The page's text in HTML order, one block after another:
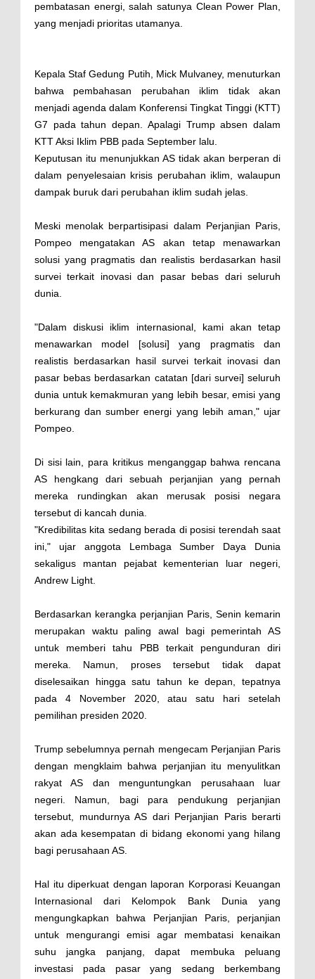
pembatasan energi, salah satunya Clean Power Plan,
yang menjadi prioritas utamanya.
Kepala Staf Gedung Putih, Mick Mulvaney, menuturkan
bahwa pembahasan perubahan iklim tidak akan
menjadi agenda dalam Konferensi Tingkat Tinggi (KTT)
G7 pada tahun depan. Apalagi Trump absen dalam
KTT Aksi Iklim PBB pada September lalu.
Keputusan itu menunjukkan AS tidak akan berperan di
dalam penyelesaian krisis perubahan iklim, walaupun
dampak buruk dari perubahan iklim sudah jelas.
Meski menolak berpartisipasi dalam Perjanjian Paris,
Pompeo mengatakan AS akan tetap menawarkan
solusi yang pragmatis dan realistis berdasarkan hasil
survei terkait inovasi dan pasar bebas dari seluruh
dunia.
"Dalam diskusi iklim internasional, kami akan tetap
menawarkan model [solusi] yang pragmatis dan
realistis berdasarkan hasil survei terkait inovasi dan
pasar bebas berdasarkan catatan [dari survei] seluruh
dunia untuk kemakmuran yang lebih besar, emisi yang
berkurang dan sumber energi yang lebih aman," ujar
Pompeo.
Di sisi lain, para kritikus menganggap bahwa rencana
AS hengkang dari sebuah perjanjian yang pernah
mereka rundingkan akan merusak posisi negara
tersebut di kancah dunia.
"Kredibilitas kita sedang berada di posisi terendah saat
ini," ujar anggota Lembaga Sumber Daya Dunia
sekaligus mantan pejabat kementerian luar negeri,
Andrew Light.
Berdasarkan kerangka perjanjian Paris, Senin kemarin
merupakan waktu paling awal bagi pemerintah AS
untuk memberi tahu PBB terkait pengunduran diri
mereka. Namun, proses tersebut tidak dapat
diselesaikan hingga satu tahun ke depan, tepatnya
pada 4 November 2020, atau satu hari setelah
pemilihan presiden 2020.
Trump sebelumnya pernah mengecam Perjanjian Paris
dengan mengklaim bahwa perjanjian itu menyulitkan
rakyat AS dan menguntungkan perusahaan luar
negeri. Namun, bagi para pendukung perjanjian
tersebut, mundurnya AS dari Perjanjian Paris berarti
akan ada kesempatan di bidang ekonomi yang hilang
bagi perusahaan AS.
Hal itu diperkuat dengan laporan Korporasi Keuangan
Internasional dari Kelompok Bank Dunia yang
mengungkapkan bahwa Perjanjian Paris, perjanjian
untuk mengurangi emisi agar membatasi kenaikan
suhu jangka panjang, dapat membuka peluang
investasi pada pasar yang sedang berkembang